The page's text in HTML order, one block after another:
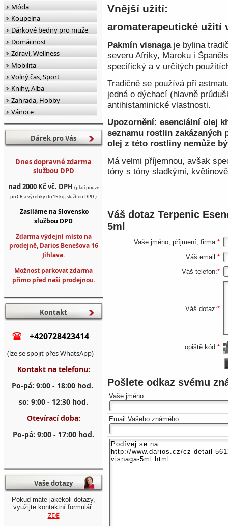
Vnější užití:
aromaterapeutické užití
Pakmín visnagaje bylina
severu Afriky, Maroku i
specifický a v určitých
Tradičně se používá při
jedná o dýchací (hlavně
antihistaminické vlastnosti.
Upozornění: esenciální olej
seznamu rostlin zakázaných
olej z této rostliny nemůže
Má velmi příjemnou, avšak
tóny s tóny sladkými,
Váš dotaz Terpenic
5ml
Vaše jméno, příjmení, firma:*
Váš email:*
Váš telefon:*
Váš dotaz:*
opiště kód:*
Pošlete odkaz svému
Vaše jméno
Email Vašeho známého
Móda
Koupelna
Dárkové bedny pro muže
Domácnost
Zdraví, Wellness
Mobilita
Volný čas, Sport
Knihy, Alba
Zahrada, Hobby
Vánoce
Dárek pro Vás
Dnes dopravné zdarma
službou DPD
nad 2000 Kč vč. DPH (platí pouze
po ČR a výrobky do 15 kg, službou DPD.)
Zasíláme na Slovensko
službou DPD
Zdarma výdejní místo na
prodejně, Darios Benešova 16
Jihlava.
Možnost parkovat zdarma
přímo před naší prodejnou.
Kontakt
+420728423414
(lze se spojit přes WhatsApp)
Kontakt na telefonu:
Po-pá: 9:00 - 18:00 hod.
so: 9:00 - 12:30 hod.
Otevírací doba:
Po-pá: 9:00 - 17:00 hod.
Vaše dotazy
Pokud máte jakékoli dotazy,
využijte kontaktní formulář.
ZDE